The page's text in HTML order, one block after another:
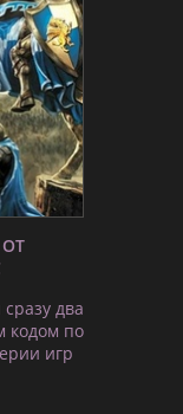
два
кодом по
игр